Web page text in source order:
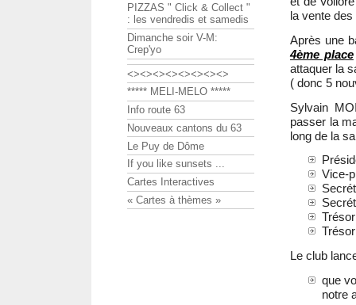
la vente
Après une
4ème place
attaquer la
( donc 5
Sylvain
passer la
long de la
Vice-
Le club
que
notre
PIZZAS " Click & Collect "
: les vendredis et samedis
Dimanche soir V-M:
Crep'yo
<><><><><><><><>
***** MELI-MELO *****
Info route 63
Nouveaux cantons du 63
Le Puy de Dôme
If you like sunsets ...
Cartes Interactives
« Cartes à thèmes »